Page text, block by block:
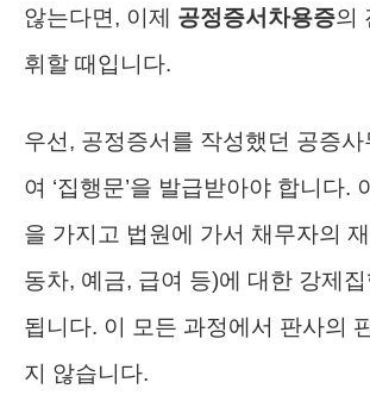
않는다면, 이제 공정증서차용증의
휘할 때입니다.
우선, 공정증서를 작성했던 공증
여 ‘집행문’을 발급받아야 합니다.
을 가지고 법원에 가서 채무자의
동차, 예금, 급여 등)에 대한 강제
됩니다. 이 모든 과정에서 판사의
지 않습니다.